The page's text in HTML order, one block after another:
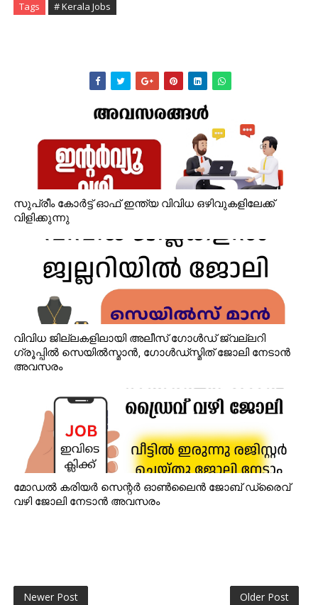
Tags # Kerala Jobs
സുപ്രീം കോർട്ട് ഓഫ് ഇന്ത്യ വിവിധ ഒഴിവുകളിലേക്ക്
വിളിക്കുന്നു
വിവിധ ജില്ലകളിലായി അലീസ് ഗോൾഡ് ജ്വല്ലറി
ഗ്രൂപ്പിൽ സെയിൽസ്മാൻ, ഗോൾഡ്‌സ്മിത് ജോലി നേടാൻ
അവസരം
മോഡൽ കരിയർ സെന്റർ ഓൺലൈൻ ജോബ് ഡ്രൈവ്
വഴി ജോലി നേടാൻ അവസരം
Newer Post Older Post